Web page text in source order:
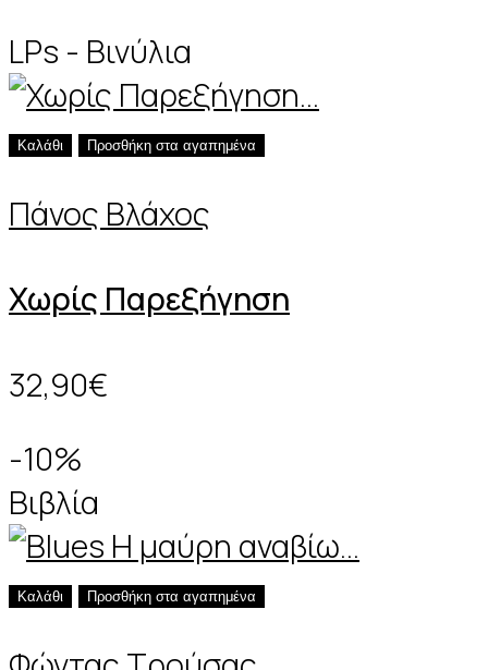
LPs - Βινύλια
Καλάθι Προσθήκη στα αγαπημένα
Πάνος Βλάχος
Χωρίς Παρεξήγηση
32,90€
-10%
Βιβλία
Καλάθι Προσθήκη στα αγαπημένα